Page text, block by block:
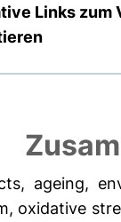
Links zum
ageing,
oxidative